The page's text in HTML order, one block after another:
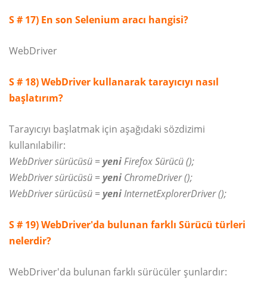
S # 17) En son Selenium aracı hangisi?
WebDriver
S # 18) WebDriver kullanarak tarayıcıyı nasıl
başlatırım?
Tarayıcıyı başlatmak için aşağıdaki sözdizimi
kullanılabilir:
WebDriver sürücüsü = yeniFirefox Sürücü ();
WebDriver sürücüsü = yeni ChromeDriver ();
WebDriver sürücüsü = yeniInternetExplorerDriver ();
S # 19) WebDriver'da bulunan farklı Sürücü türleri
nelerdir?
WebDriver'da bulunan farklı sürücüler şunlardır: